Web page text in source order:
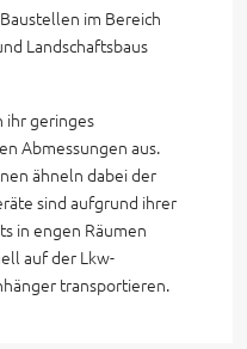
im Bereich
Landschaftsbaus
ihr geringes
Abmessungen aus.
ähneln dabei der
sind aufgrund ihrer
in engen Räumen
auf der Lkw-
transportieren.